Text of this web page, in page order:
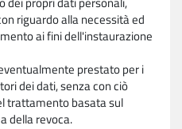
riguardo alla necessità ed
ai fini dell'instaurazione
prestato per i
dei dati, senza con ciò
trattamento basata sul
della revoca.